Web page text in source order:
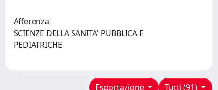
Afferenza
SCIENZE DELLA SANITA' PUBBLICA E
PEDIATRICHE
Tutti (91)
Esportazione